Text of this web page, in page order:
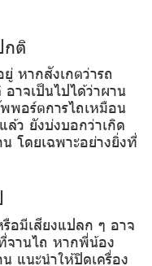
กติ
หากสังเกตว่ารถ
าจเป็นไปได้ว่าผาน
พอร์ตการไถเหมือน
ล้ว ยังบ่งบอกว่าเกิด
โดยเฉพาะอย่างยิ่งที่
อมีเสียงแปลก ๆ อาจ
จานไถ หากพี่น้อง
แนะนำให้ปิดเครื่อง